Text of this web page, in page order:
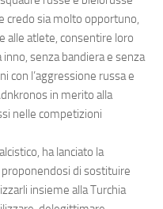
credo sia molto opportuno,
alle atlete, consentire loro
senza bandiera e senza
con l’aggressione russa e
in merito alla
nelle competizioni
ha lanciato la
di sostituire
insieme alla Turchia